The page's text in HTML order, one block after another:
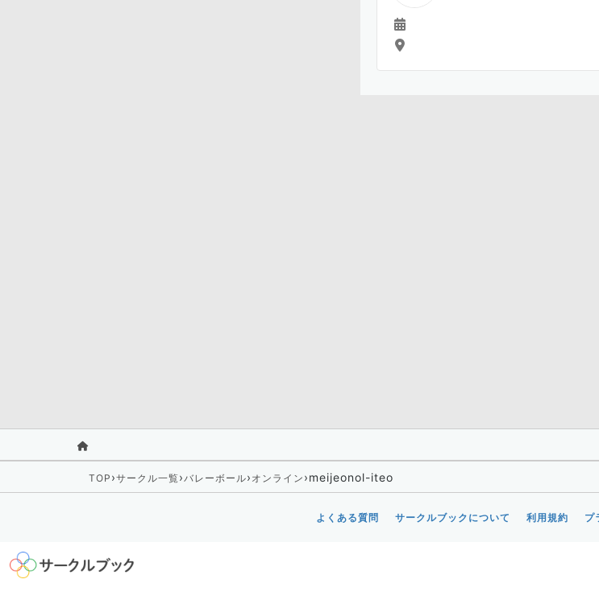
TOP ›サークル一覧›バレーボール› オンライン ›meijeonol-iteo
よくある質問 サークルブックについて 利用規約 プ